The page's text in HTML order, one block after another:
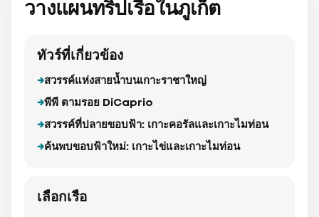
วางแผนทริปเรือในภูเก็ต
ทัวร์ที่เกี่ยวข้อง
สวรรค์แห่งสายน้ำบนเกาะราชาใหญ่
พีพี ตามรอย DiCaprio
สวรรค์ที่ปลายขอบฟ้า: เกาะคอรัลและเกาะไมท่อน
ค้นพบขอบฟ้าใหม่: เกาะไข่และเกาะไมท่อน
เลือกเรือ